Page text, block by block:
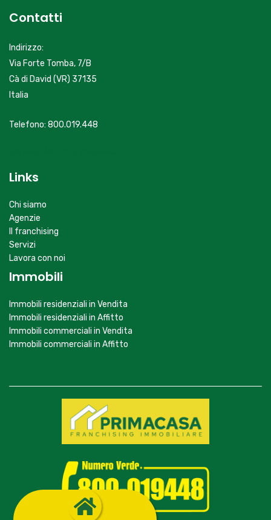
Contatti
Indirizzo:
Via Forte Tomba, 7/B
Cà di David (VR) 37135
Italia
Telefono: 800.019.448
Links
Chi siamo
Agenzie
Il franchising
Servizi
Lavora con noi
Immobili
Immobili residenziali in Vendita
Immobili residenziali in Affitto
Immobili commerciali in Vendita
Immobili commerciali in Affitto